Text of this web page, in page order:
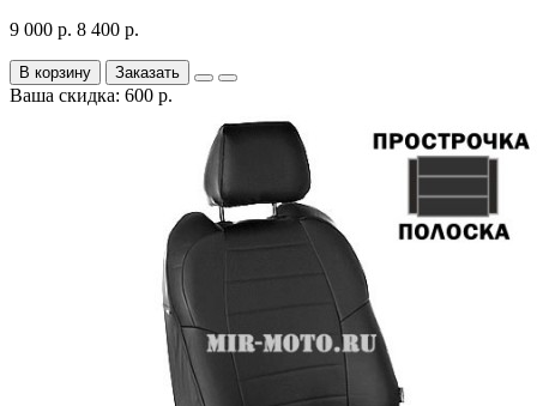
9 000 р. 8 400 р.
В корзину Заказать
Ваша скидка: 600 р.